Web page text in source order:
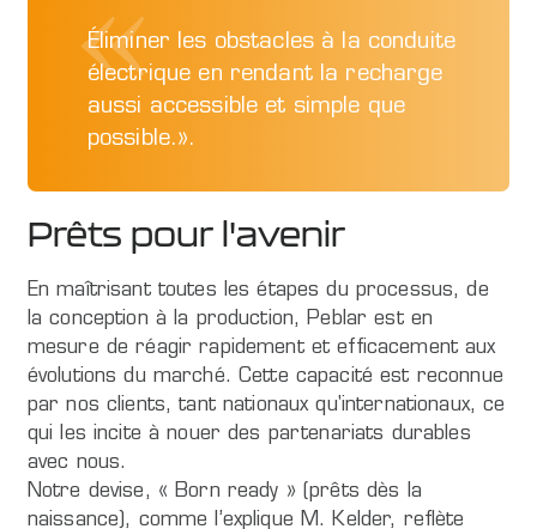
Éliminer les obstacles à la conduite
électrique en rendant la recharge
aussi accessible et simple que
possible.».
Prêts pour l'avenir
En maîtrisant toutes les étapes du processus, de
la conception à la production, Peblar est en
mesure de réagir rapidement et efficacement aux
évolutions du marché. Cette capacité est reconnue
par nos clients, tant nationaux qu'internationaux, ce
qui les incite à nouer des partenariats durables
avec nous.
Notre devise, « Born ready » (prêts dès la
naissance), comme l’explique M. Kelder, reflète